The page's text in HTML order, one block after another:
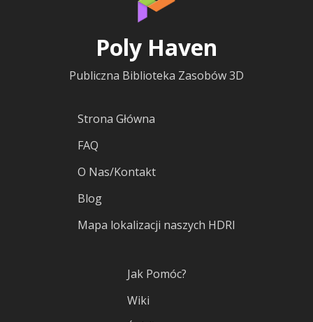
Poly Haven
Publiczna Biblioteka Zasobów 3D
Strona Główna
FAQ
O Nas/Kontakt
Blog
Mapa lokalizacji naszych HDRI
Jak Pomóc?
Wiki